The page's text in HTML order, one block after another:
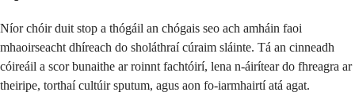
Níor chóir duit stop a thógáil an chógais seo ach amháin faoi
mhaoirseacht dhíreach do sholáthraí cúraim sláinte. Tá an cinneadh
cóireáil a scor bunaithe ar roinnt fachtóirí, lena n-áirítear do fhreagra ar
theiripe, torthaí cultúir sputum, agus aon fo-iarmhairtí atá agat.